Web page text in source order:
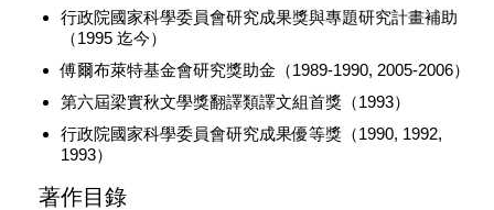
行政院國家科學委員會研究成果獎與專題研究計畫補助
（1995 迄今）
傅爾布萊特基金會研究獎助金（1989-1990, 2005-2006）
第六屆梁實秋文學獎翻譯類譯文組首獎（1993）
行政院國家科學委員會研究成果優等獎（1990, 1992,
1993）
著作目錄